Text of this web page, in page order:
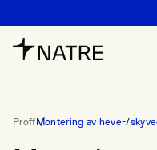
ProffMontering av heve-/